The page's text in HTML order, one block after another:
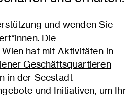
und wenden Sie
Die
hat mit Aktivitäten in
Geschäftsquartieren
in der Seestadt
und Initiativen, um Ihr